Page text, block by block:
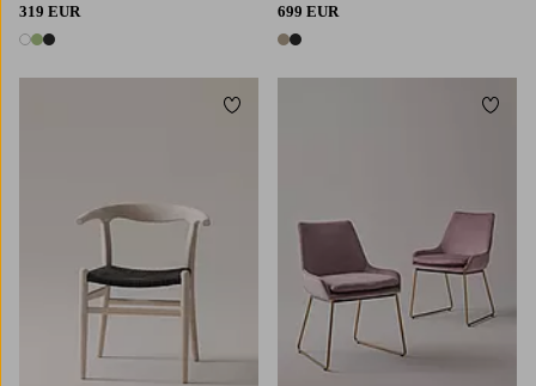
319 EUR
3 värejä
699 EUR
2 värejä
Lisää suosikkeihin Lisää